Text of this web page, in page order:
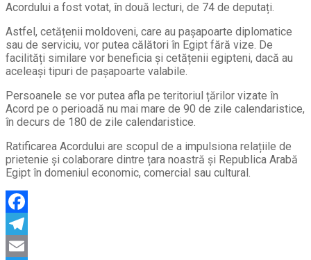
Acordului a fost votat, în două lecturi, de 74 de deputați.
Astfel, cetățenii moldoveni, care au pașapoarte diplomatice
sau de serviciu, vor putea călători în Egipt fără vize. De
facilități similare vor beneficia și cetățenii egipteni, dacă au
aceleași tipuri de pașapoarte valabile.
Persoanele se vor putea afla pe teritoriul țărilor vizate în
Acord pe o perioadă nu mai mare de 90 de zile calendaristice,
în decurs de 180 de zile calendaristice.
Ratificarea Acordului are scopul de a impulsiona relațiile de
prietenie și colaborare dintre țara noastră și Republica Arabă
Egipt în domeniul economic, comercial sau cultural.